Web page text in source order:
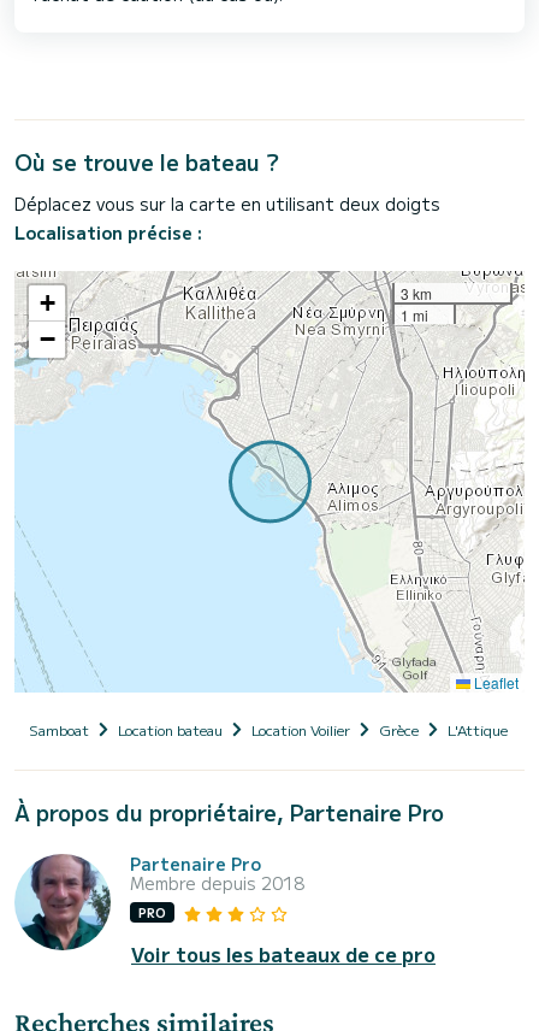
Où se trouve le bateau ?
Déplacez vous sur la carte en utilisant deux doigts
Localisation précise :
+
−
3 km
1 mi
Leaflet
Samboat Location bateau Location Voilier Grèce L'Attique
À propos du propriétaire, Partenaire Pro
Partenaire Pro
Membre depuis 2018
PRO
Voir tous les bateaux de ce pro
Recherches similaires